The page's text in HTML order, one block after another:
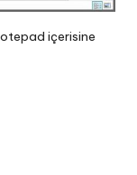
içerisine